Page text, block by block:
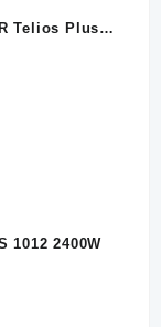
1012 2400W